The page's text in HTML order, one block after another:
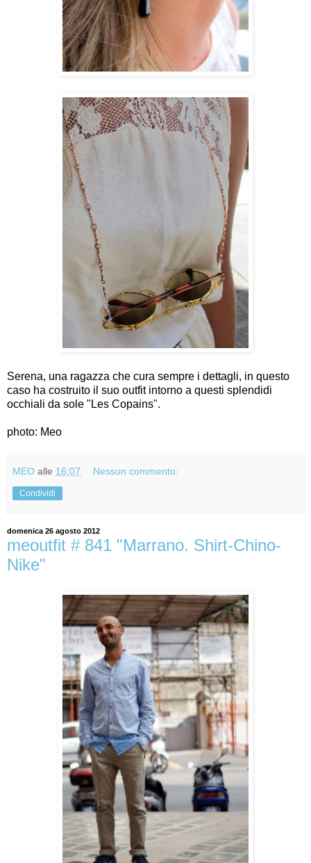
Serena, una ragazza che cura sempre i dettagli, in questo
caso ha costruito il suo outfit intorno a questi splendidi
occhiali da sole "Les Copains".
photo: Meo
MEO alle 16:07 Nessun commento:
Condividi
domenica 26 agosto 2012
meoutfit # 841 "Marrano. Shirt-Chino-
Nike"